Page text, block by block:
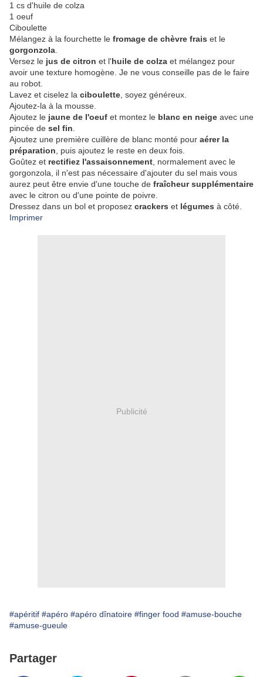
1 cs d'huile de colza
1 oeuf
Ciboulette
Mélangez à la fourchette le fromage de chèvre frais et le
gorgonzola
Versez le jus de citron et l'huile de colza et mélangez pour
avoir une texture homogène. Je ne vous conseille pas de le faire
au robot.
Lavez et ciselez la ciboulette , soyez généreux.
Ajoutez-la à la mousse.
Ajoutez le jaune de l'oeuf et montez le blanc en neige avec une
pincée de sel fin
Ajoutez une première cuillère de blanc monté pour aérer la
préparation , puis ajoutez le reste en deux fois.
Goûtez et rectifiez l'assaisonnement , normalement avec le
gorgonzola, il n'est pas nécessaire d'ajouter du sel mais vous
aurez peut être envie d'une touche de fraîcheur supplémentaire
avec le citron ou d'une pointe de poivre.
Dressez dans un bol et proposez crackers et légumes à côté.
Imprimer
Publicité
#apéritif #apéro #apéro dînatoire #finger food #amuse-bouche
#amuse-gueule
Partager